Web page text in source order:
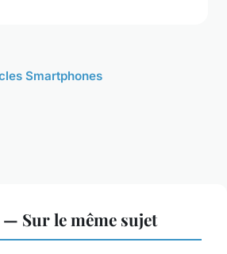
Smartphones
Sur le même sujet